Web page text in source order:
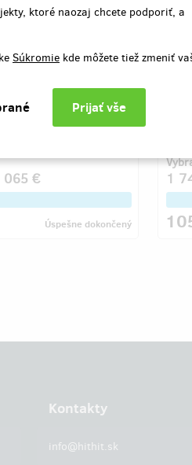
ktoré naozaj chcete podporiť, a
Súkromie kde môžete tiež zmeniť
an illustrated edition
B2 English-language
and ENG-CZ
campaign aim is to fund
065 €
Úspešne dokončený
Autor:
the
1
Kontakty
info@hithit.sk